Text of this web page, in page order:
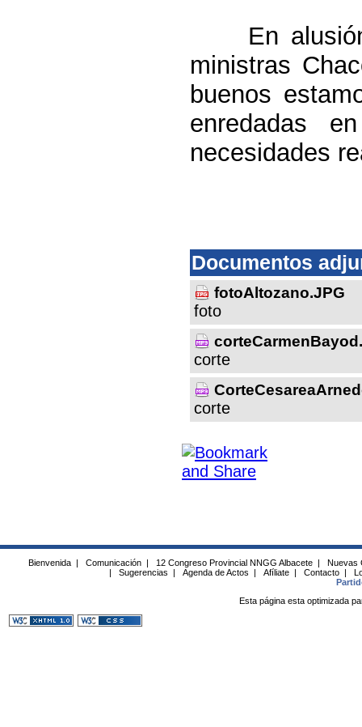
En alusión
ministras
buenos
enredadas
necesidades
Documentos
fotoAltozano.JPG
foto
corte
corte
Bienvenida | Comunicación | 12 Congreso Provincial NNGG Albacete |
Nuevas
|
Sugerencias | Agenda de Actos | Afíliate | Contacto |
Esta página esta optimizada